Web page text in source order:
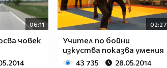
06:11
човек
02:27
Учител по бойни
изкуства показва умения
43 735 28.05.2014